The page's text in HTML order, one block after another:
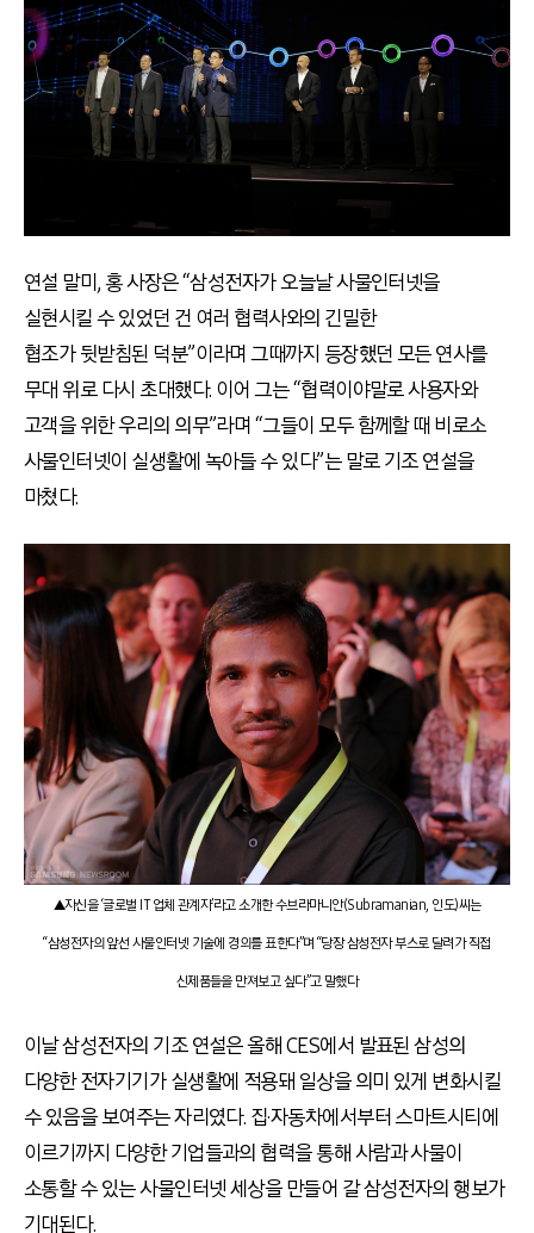
연설 말미, 홍 사장은 “삼성전자가 오늘날 사물인터넷을
실현시킬 수 있었던 건 여러 협력사와의 긴밀한
협조가 뒷받침된 덕분”이라며 그때까지 등장했던 모든 연사를
무대 위로 다시 초대했다. 이어 그는 “협력이야말로 사용자와
고객을 위한 우리의 의무”라며 “그들이 모두 함께할 때 비로소
사물인터넷이 실생활에 녹아들 수 있다”는 말로 기조 연설을
마쳤다.
▲자신을 ‘글로벌 IT 업체 관계자’라고 소개한 수브라마니안(Subramanian, 인도)씨는
“삼성전자의 앞선 사물인터넷 기술에 경의를 표한다”며 “당장 삼성전자 부스로 달려가 직접
신제품들을 만져보고 싶다”고 말했다
이날 삼성전자의 기조 연설은 올해 CES에서 발표된 삼성의
다양한 전자기기가 실생활에 적용돼 일상을 의미 있게 변화시킬
수 있음을 보여주는 자리였다. 집·자동차에서부터 스마트시티에
이르기까지 다양한 기업들과의 협력을 통해 사람과 사물이
소통할 수 있는 사물인터넷 세상을 만들어 갈 삼성전자의 행보가
기대된다.